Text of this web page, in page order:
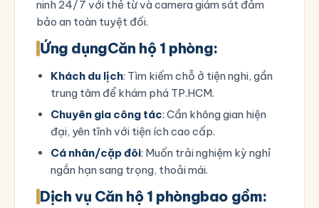
ninh 24/7 với thẻ từ và camera giám sát đảm
bảo an toàn tuyệt đối.
Ứng dụngCăn hộ 1 phòng:
Khách du lịch: Tìm kiếm chỗ ở tiện nghi, gần
trung tâm để khám phá TP.HCM.
Chuyên gia công tác: Cần không gian hiện
đại, yên tĩnh với tiện ích cao cấp.
Cá nhân/cặp đôi: Muốn trải nghiệm kỳ nghỉ
ngắn hạn sang trọng, thoải mái.
Dịch vụ Căn hộ 1 phòngbao gồm: